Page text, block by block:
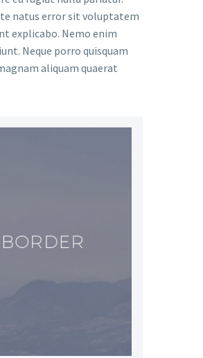
natus error sit voluptatem
explicabo. Nemo enim
Neque porro quisquam
aliquam quaerat